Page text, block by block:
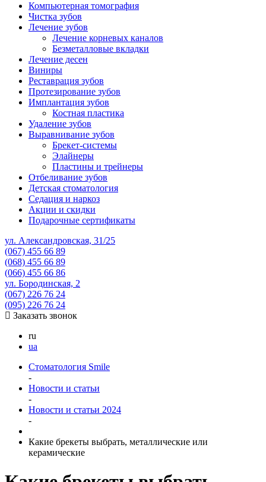
Компьютерная томография
Чистка зубов
Лечение зубов
Лечение корневых каналов
Безметалловые вкладки
Лечение десен
Виниры
Реставрация зубов
Протезирование зубов
Имплантация зубов
Костная пластика
Удаление зубов
Выравнивание зубов
Брекет-системы
Элайнеры
Пластины и трейнеры
Отбеливание зубов
Детская стоматология
Седация и наркоз
Акции и скидки
Подарочные сертификаты
ул. Александровская, 31/25
(067) 455 66 89
(068) 455 66 89
(066) 455 66 86
ул. Бородинская, 2
(067) 226 76 24
(095) 226 76 24
Заказать звонок
ru
ua
Стоматология Smile
-
Новости и статьи
-
Новости и статьи 2024
-
Какие брекеты выбрать, металлические или
керамические